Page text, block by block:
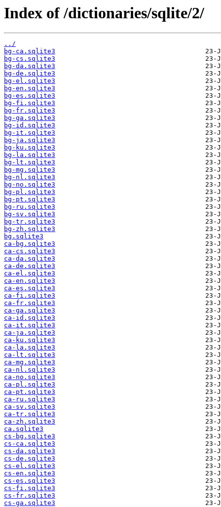
Index of /dictionaries/sqlite/2/
../
bg-ca.sqlite3
bg-cs.sqlite3
bg-da.sqlite3
bg-de.sqlite3
bg-el.sqlite3
bg-en.sqlite3
bg-es.sqlite3
bg-fi.sqlite3
bg-fr.sqlite3
bg-ga.sqlite3
bg-id.sqlite3
bg-it.sqlite3
bg-ja.sqlite3
bg-ku.sqlite3
bg-la.sqlite3
bg-lt.sqlite3
bg-mg.sqlite3
bg-nl.sqlite3
bg-no.sqlite3
bg-pl.sqlite3
bg-pt.sqlite3
bg-ru.sqlite3
bg-sv.sqlite3
bg-tr.sqlite3
bg-zh.sqlite3
bg.sqlite3
ca-bg.sqlite3
ca-cs.sqlite3
ca-da.sqlite3
ca-de.sqlite3
ca-el.sqlite3
ca-en.sqlite3
ca-es.sqlite3
ca-fi.sqlite3
ca-fr.sqlite3
ca-ga.sqlite3
ca-id.sqlite3
ca-it.sqlite3
ca-ja.sqlite3
ca-ku.sqlite3
ca-la.sqlite3
ca-lt.sqlite3
ca-mg.sqlite3
ca-nl.sqlite3
ca-no.sqlite3
ca-pl.sqlite3
ca-pt.sqlite3
ca-ru.sqlite3
ca-sv.sqlite3
ca-tr.sqlite3
ca-zh.sqlite3
ca.sqlite3
cs-bg.sqlite3
cs-ca.sqlite3
cs-da.sqlite3
cs-de.sqlite3
cs-el.sqlite3
cs-en.sqlite3
cs-es.sqlite3
cs-fi.sqlite3
cs-fr.sqlite3
cs-ga.sqlite3